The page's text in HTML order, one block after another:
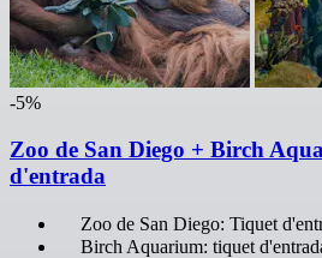
-5%
Zoo de San Diego + Birch
d'entrada
Zoo de San Diego: Tiquet
Birch Aquarium: tiquet